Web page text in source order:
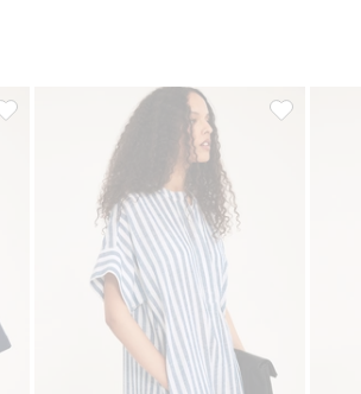
Kort kjole med folder, Legg til i favoriterStripete